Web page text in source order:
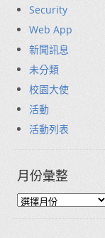
Security
Web App
新聞訊息
未分類
校園大使
活動
活動列表
月份彙整